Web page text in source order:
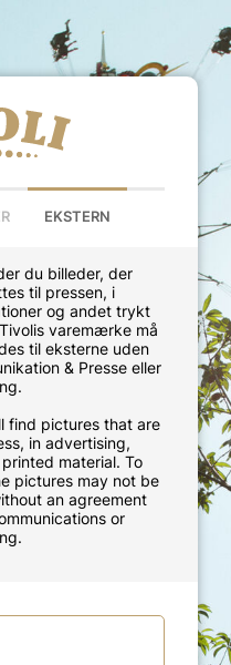
EKSTERN
du billeder, der
til pressen, i
og andet trykt
varemærke må
til eksterne uden
& Presse eller
find pictures that are
in advertising,
material. To
pictures may not be
an agreement
or